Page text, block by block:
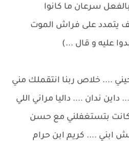
سرعان ما كانوا
يتمدد على فراش الموت
عليه و قال ...)
.... خلاص ربنا انتقملك مني
ندان .... داليا مراني اللي
كانت بتستغفلني مع حسن
ابني .... كريم ابن حرام